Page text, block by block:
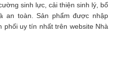
sinh lực, cải thiện sinh lý, bổ
an toàn. Sản phẩm được nhập
phối uy tín nhất trên website Nhà